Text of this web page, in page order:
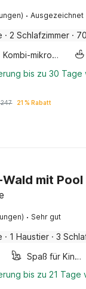
· Ausgezeichnet
· 2 Schlafzimmer ·
Kombi-mikrowelle
bis zu 30 Tage
247 21 % Rabatt
mit
· Sehr gut
· 1 Haustier · 3
Spaß für Kinder
bis zu 21 Tage